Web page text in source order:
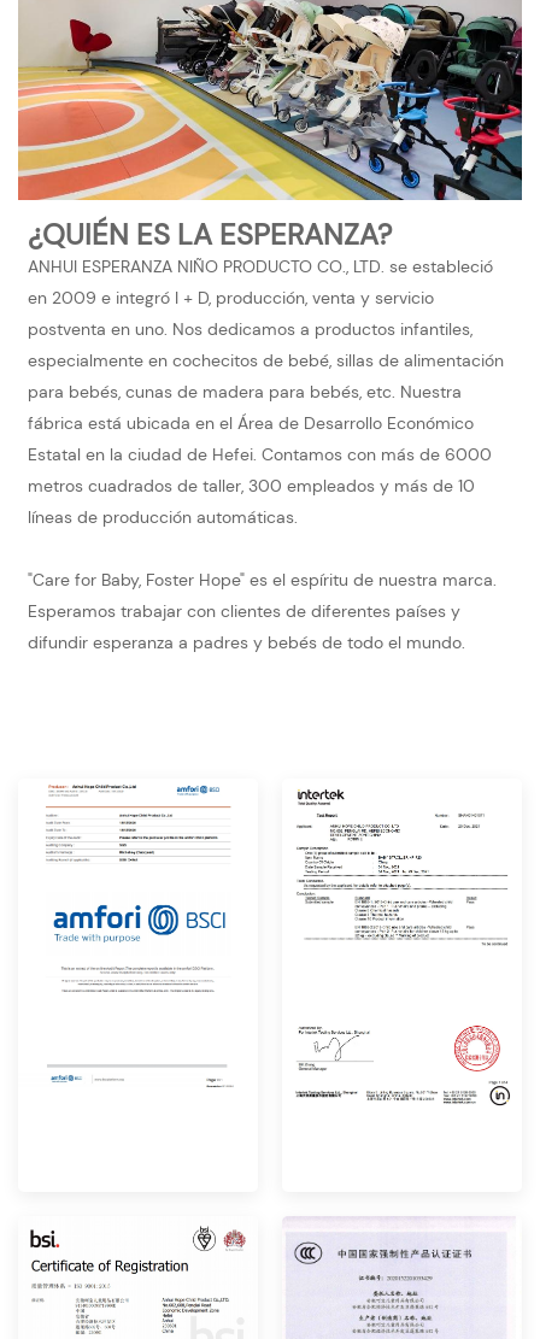
¿QUIÉN ES LA ESPERANZA?
ANHUI ESPERANZA NIÑO PRODUCTO CO., LTD. se estableció
en 2009 e integró I + D, producción, venta y servicio
postventa en uno. Nos dedicamos a productos infantiles,
especialmente en cochecitos de bebé, sillas de alimentación
para bebés, cunas de madera para bebés, etc. Nuestra
fábrica está ubicada en el Área de Desarrollo Económico
Estatal en la ciudad de Hefei. Contamos con más de 6000
metros cuadrados de taller, 300 empleados y más de 10
líneas de producción automáticas.
"Care for Baby, Foster Hope" es el espíritu de nuestra marca.
Esperamos trabajar con clientes de diferentes países y
difundir esperanza a padres y bebés de todo el mundo.